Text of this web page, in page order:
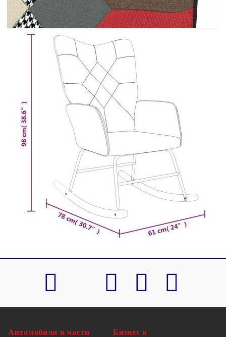
Размери на стола: 61 x 78 x 98 см (Ш x Д x
В)
Размери на табуретката: 47 x 31 x 37,5 см
(Ш x Д x В)
Ширина на седалката: 47 см
Дълбочина на седалката: 53,5 см
Височина на седалката от земята: 47,5 cм
Височина на подлакътника от земята: 60,5
С тъмен пачуърк дизайн
Необходимо сглобяване: Да
Доставката съдържа:
1 x Релаксиращ стол
1 x Табуретка
Автомобили и части
Бизнес и